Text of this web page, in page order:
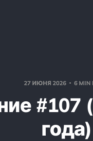
27 ИЮНЯ 2026 6 MIN
#107
года)